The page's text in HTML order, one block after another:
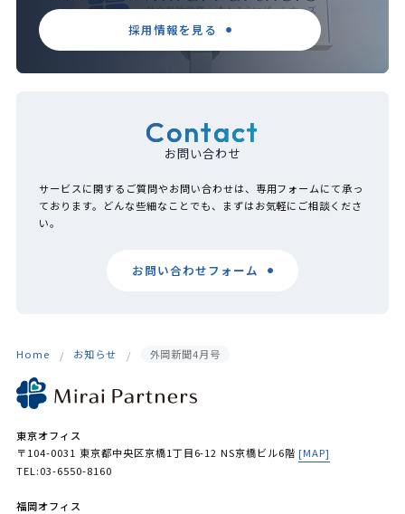
採用情報を見る
Contact
お問い合わせ
サービスに関するご質問やお問い合わせは、専用フォームにて承っ
ております。どんな些細なことでも、まずはお気軽にご相談くださ
い。
お問い合わせフォーム
Home お知らせ 外岡新聞4月号
東京オフィス
〒104-0031 東京都中央区京橋1丁目6-12 NS京橋ビル6階 [MAP]
TEL:03-6550-8160
福岡オフィス